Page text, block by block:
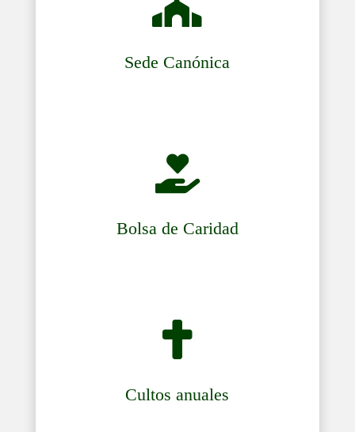
Sede Canónica

Bolsa de Caridad

Cultos anuales